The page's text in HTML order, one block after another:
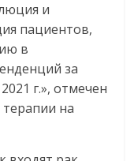
и
пациентов,
в
за
г.», отмечен
на